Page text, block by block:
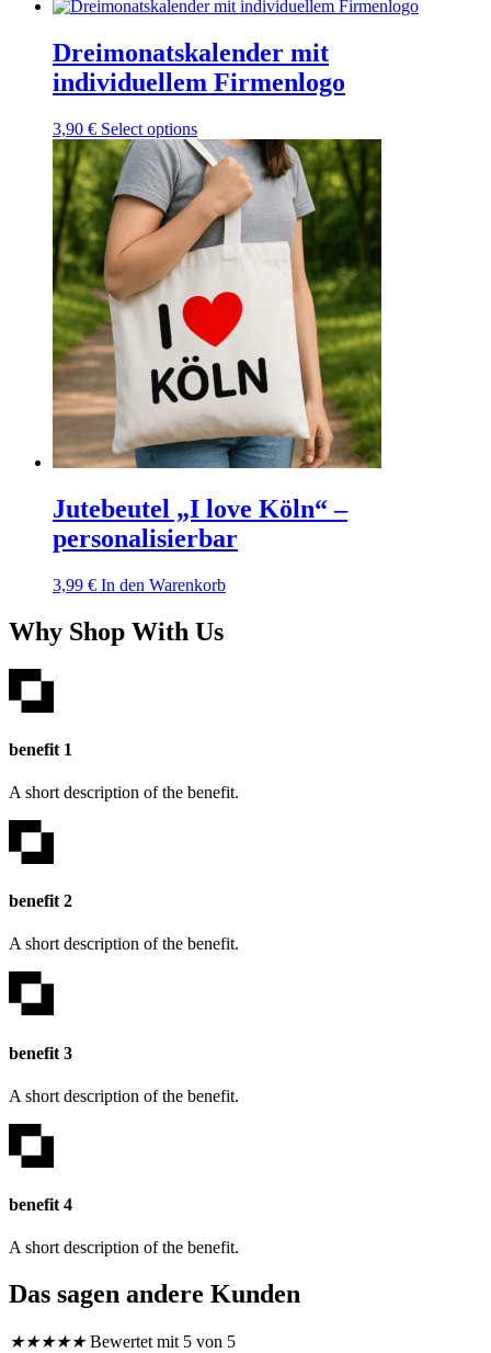
Dreimonatskalender mit
individuellem Firmenlogo
3,90 € Select options
Jutebeutel „I love Köln“ –
personalisierbar
3,99 € In den Warenkorb
Why Shop With Us
benefit 1
A short description of the benefit.
benefit 2
A short description of the benefit.
benefit 3
A short description of the benefit.
benefit 4
A short description of the benefit.
Das sagen andere Kunden
★★★★★ Bewertet mit 5 von 5